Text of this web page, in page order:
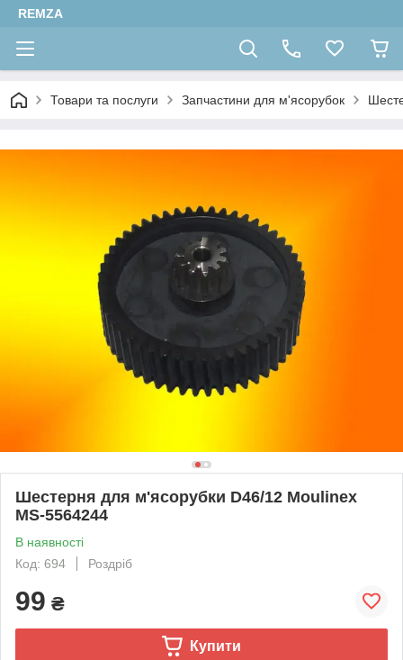
REMZA
Товари та послуги Запчастини для м'ясорубок
Шестерня для м'ясорубки D46/12 Moulinex
MS-5564244
В наявності
Код: 694
Роздріб
99 ₴
Купити